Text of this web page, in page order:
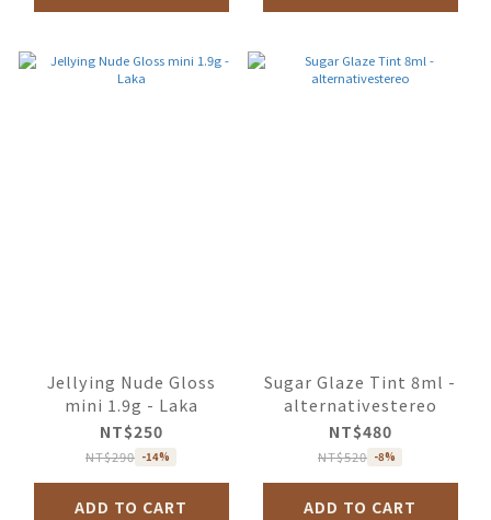
Jellying Nude Gloss
mini 1.9g - Laka
NT$250
NT$290 -14%
ADD TO CART
Sugar Glaze Tint 8ml -
alternativestereo
NT$480
NT$520 -8%
ADD TO CART